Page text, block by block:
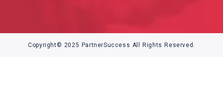
Copyright© 2025 PartnerSuccess All Rights Reserved.